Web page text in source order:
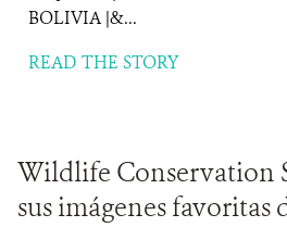
BOLIVIA |&...
READ THE STORY
Wildlife Conservation
sus imágenes favoritas